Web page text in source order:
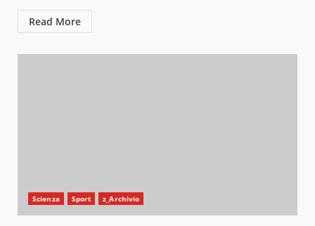
Read More
Scienza Sport z_Archivio